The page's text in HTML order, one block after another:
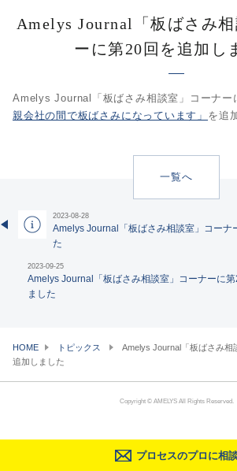
プロセスのプロに相
Amelys Journal「板ばさみ
ーに第20回を追加し
Amelys Journal「板ばさみ相談室」コーナー
親会社の間で板ばさみになっています」 を追
一覧へ
2023-08-28
Amelys Journal「板ばさみ相談室」コーナ
た
2023-09-25
Amelys Journal「板ばさみ相談室」コーナーに
ました
HOME トピックス
Amelys Journal「板ばさみ相
追加しました
Copyright © AMELYS All Rights Reserved.